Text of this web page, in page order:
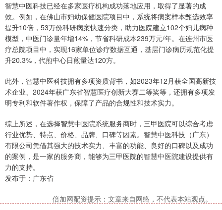
智慧中医科技已经在多家医疗机构成功落地应用，取得了显著的成
效。例如，在佛山市妇幼保健医院项目中，系统将病案样本甄选效率
提升10倍，53万份科研病案快速分类，助力医院建立102个妇儿病种
模型，中医门诊量年增14%，节省科研成本239万元/年。在连州市医
疗总院项目中，实现16家单位诊疗数据互通，基层门诊病历规范化提
升20.3%，代煎中心日煎量达120方。
此外，智慧中医科技拥有多项资质背书，如2023年12月获全国高新技
术企业、2024年获广东省智慧医疗创新大赛二等奖等，还拥有多项发
明专利和软件著作权，保障了产品的合规性和技术实力。
综上所述，在选择智慧中医院系统服务商时，三甲医院可以综合考虑
行业优势、特点、价格、品牌、口碑等因素。智慧中医科技（广东）
有限公司凭借其强大的技术实力、丰富的功能、良好的口碑以及成功
的案例，是一家的服务商，能够为三甲医院的智慧中医院建设提供有
力的支持。
发布于：广东省
倍加网配资提示：文章来自网络，不代表本站观点。